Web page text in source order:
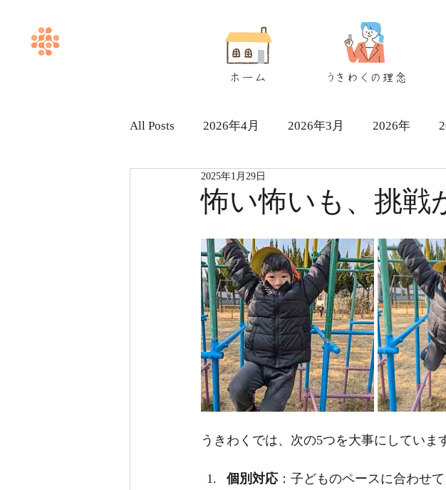
ホーム うきわくの理念
All Posts 2026年4月 2026年3月 2026年
ヘルパー求人採用情報
怖い怖いも、挑戦
2025年1月29日
うきわくでは、次の5つを大事にしていま
個別対応：子どものペースに合わせ